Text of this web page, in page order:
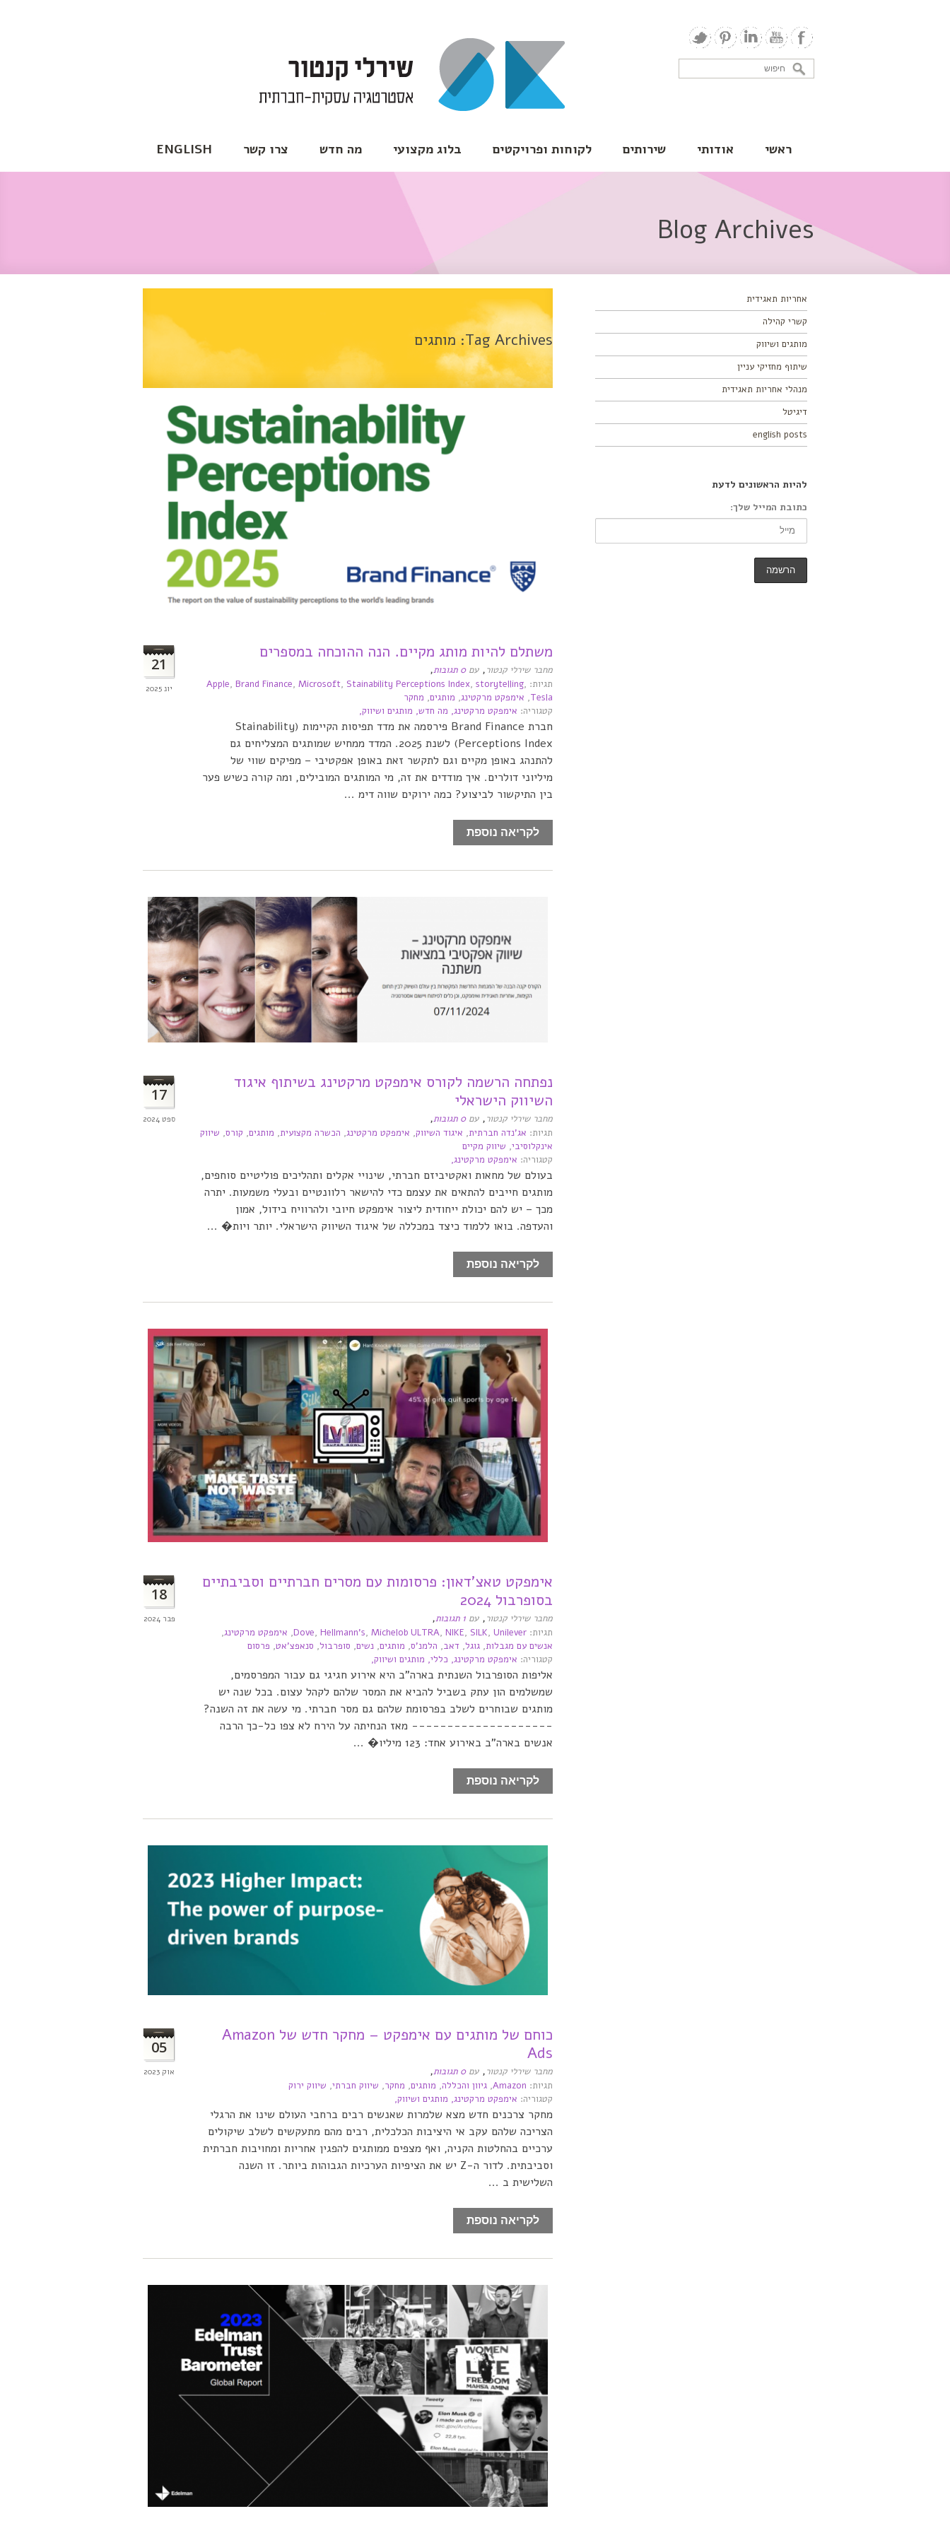
ראשי אודותי שירותים לקוחות ופרויקטים בלוג מקצועי מה חדש צרו קשר ENGLISH
Blog Archives
Tag Archives: מותגים
21
יונ 2025
משתלם להיות מותג מקיים. הנה ההוכחה במספרים
מחבר שירלי קנטור,עם0 תגובות ,
קטגוריה: אימפקט מרקטינג, מה חדש, מותגים ושיווק,
תגיות: Apple, Brand Finance, Microsoft, Stainability Perceptions Index, storytelling,
Tesla
, אימפקט מרקטינג, מותגים, מחקר
חברת Brand Finance פירסמה את מדד תפיסות הקיימות (Stainability
Perceptions Index) לשנת 2025. המדד ממחיש שמותגים המצליחים גם
להתנהג באופן מקיים וגם לתקשר זאת באופן אפקטיבי – מפיקים שווי של
מיליוני דולרים. איך מודדים את זה, מי המותגים המובילים, ומה קורה כשיש פער
בין התיקשור לביצוע? כמה ירוקים שווה דימ ...
לקריאה נוספת
17
ספט 2024
נפתחה הרשמה לקורס אימפקט מרקטינג בשיתוף איגוד
השיווק הישראלי
מחבר שירלי קנטור,עם0 תגובות ,
קטגוריה: אימפקט מרקטינג,
תגיות: אג'נדה חברתית, איגוד השיווק, אימפקט מרקטינג, הכשרה מקצועית, מותגים, קורס, שיווק
אינקלוסיבי, שיווק מקיים
בעולם של מחאות ואקטיביזם חברתי, שינויי אקלים ותהליכים פוליטיים סוחפים,
מותגים חייבים להתאים את עצמם כדי להישאר רלוונטיים ובעלי משמעות. יתרה
מכך – יש להם יכולת ייחודית ליצור אימפקט חיובי ולהרוויח בידול, אמון
והעדפה. בואו ללמוד כיצד במכללה של איגוד השיווק הישראלי. יותר ויות� ...
לקריאה נוספת
18
פבר 2024
אימפקט טאצ’דאון: פרסומות עם מסרים חברתיים וסביבתיים
בסופרבול 2024
מחבר שירלי קנטור,עם 1 תגובות ,
קטגוריה: אימפקט מרקטינג, כללי, מותגים ושיווק,
תגיות: Dove, Hellmann's, Michelob ULTRA, NIKE, SILK, Unilever
, אימפקט מרקטינג,
אנשים עם מגבלות, גוגל, דאב, הלמנ'ס, מותגים, נשים, סופרבול, סנאפצ'אט, פרסום
אליפות הסופרבול השנתית בארה"ב היא אירוע חגיגי גם עבור המפרסמים,
שמשלמים הון עתק בשביל להביא את המסר שלהם לקהל עצום. בכל שנה יש
מותגים שבוחרים לשלב בפרסומת שלהם גם מסר חברתי. מי עשה את זה השנה?
-------------------- מאז הנחיתה על הירח לא צפו כל-כך הרבה
אנשים בארה"ב באירוע אחד: 123 מיליו� ...
לקריאה נוספת
05
אוק 2023
כוחם של מותגים עם אימפקט – מחקר חדש של Amazon
Ads
מחבר שירלי קנטור,עם0 תגובות ,
קטגוריה: אימפקט מרקטינג, מותגים ושיווק,
תגיות: Amazon
, גיוון והכללה, מותגים, מחקר, שיווק חברתי, שיווק ירוק
מחקר צרכנים חדש מצא שלמרות שאנשים רבים ברחבי העולם שינו את הרגלי
הצריכה שלהם עקב אי היציבות הכלכלית, רבים מהם מתעקשים לשלב שיקולים
ערכיים בהחלטות הקניה, ואף מצפים ממותגים להפגין אחריות ומחויבות חברתית
וסביבתית. לדור ה-Z יש את הציפיות הערכיות הגבוהות ביותר. זו השנה
השלישית ב ...
לקריאה נוספת
אחריות תאגידית
קשרי קהילה
מותגים ושיווק
שיתוף מחזיקי עניין
מנהלי אחריות תאגידית
דיגיטל
english posts
להיות הראשונים לדעת
כתובת המייל שלך: